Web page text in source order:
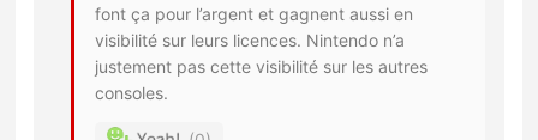
font ça pour l’argent et gagnent aussi en
visibilité sur leurs licences. Nintendo n’a
justement pas cette visibilité sur les autres
consoles.